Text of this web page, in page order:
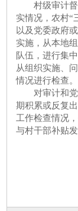
村级审计
实情况，农村“
以及党委政府
实施，从本地
队伍，进行集
从组织实施、
情况进行检查。
对审计和
期积累或反复
工作检查情况
与村干部补贴